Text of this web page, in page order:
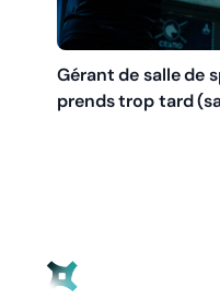
Gérant de salle de
prends trop tard